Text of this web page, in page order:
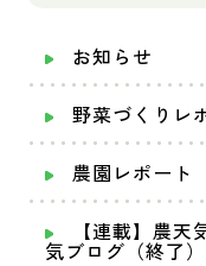
お知らせ
野菜づくりレ
農園レポート
【連載】農
気ブログ（終了）